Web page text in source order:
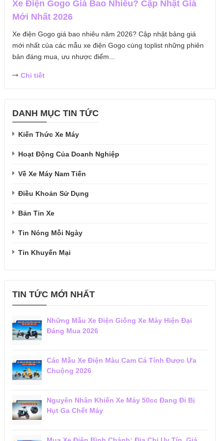
Xe Điện Gogo Giá Bao Nhiêu? Cập Nhật Giá
Mới Nhất 2026
Xe điện Gogo giá bao nhiêu năm 2026? Cập nhật bảng giá
mới nhất của các mẫu xe điện Gogo cùng toplist những phiên
bản đáng mua, ưu nhược điểm...
Chi tiết
DANH MỤC TIN TỨC
Kiến Thức Xe Máy
Hoạt Động Của Doanh Nghiệp
Về Xe Máy Nam Tiến
Điều Khoản Sử Dụng
Bản Tin Xe
Tin Nóng Mỗi Ngày
Tin Khuyến Mại
TIN TỨC MỚI NHẤT
Những Mẫu Xe Điện Giống Xe Máy Hiện Đại
Đáng Mua 2026
Các Mẫu Xe Điện Màu Cam Cá Tính Được Ưa
Chuộng 2026
Nguyên Nhân Khiến Xe Máy 50cc Đang Đi Bị
Hụt Ga Chết Máy